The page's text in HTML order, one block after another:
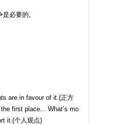
必要的。
are in favour of it.(正方
first place... What’s mo
it.(个人观点)